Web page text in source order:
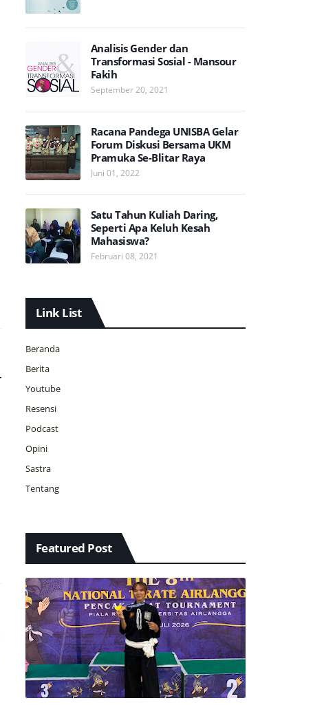
Analisis Gender dan
Transformasi Sosial - Mansour
Fakih
September 20, 2021
Racana Pandega UNISBA Gelar
Forum Diskusi Bersama UKM
Pramuka Se-Blitar Raya
Juni 01, 2022
Satu Tahun Kuliah Daring,
Seperti Apa Keluh Kesah
Mahasiswa?
Februari 08, 2021
Link List
Beranda
Berita
Youtube
Resensi
Podcast
Opini
Sastra
Tentang
Featured Post